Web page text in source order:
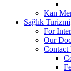
Kan
Sağlık Turizmi
For
Our
Contact